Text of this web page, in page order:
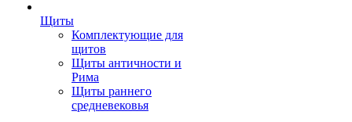
Щиты
Комплектующие для
щитов
Щиты античности и
Рима
Щиты раннего
средневековья